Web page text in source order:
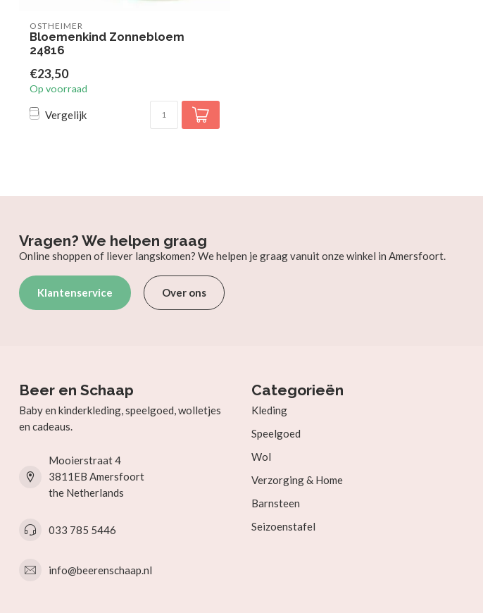
OSTHEIMER
Bloemenkind Zonnebloem
24816
€23,50
Op voorraad
Vergelijk
Vragen? We helpen graag
Online shoppen of liever langskomen? We helpen je graag vanuit onze winkel in Amersfoort.
Klantenservice Over ons
Beer en Schaap
Baby en kinderkleding, speelgoed, wolletjes
en cadeaus.
Mooierstraat 4
3811EB Amersfoort
the Netherlands
033 785 5446
info@beerenschaap.nl
Categorieën
Kleding
Speelgoed
Wol
Verzorging & Home
Barnsteen
Seizoenstafel